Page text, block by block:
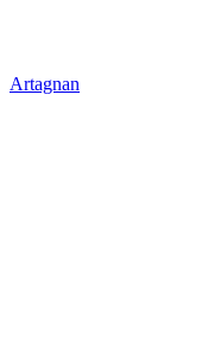
Artagnan